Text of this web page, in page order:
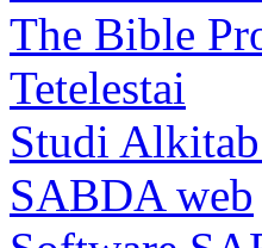
The Bible
Tetelestai
Studi
SABDA web